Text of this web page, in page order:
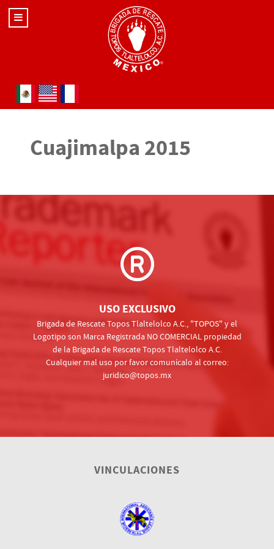
Seleccione su idioma
Cuajimalpa 2015
USO EXCLUSIVO
Brigada de Rescate Topos Tlaltelolco A.C., "TOPOS" y el
Logotipo son Marca Registrada NO COMERCIAL propiedad
de la Brigada de Rescate Topos Tlaltelolco A.C.
Cualquier mal uso por favor comunícalo al correo:
juridico@topos.mx
VINCULACIONES